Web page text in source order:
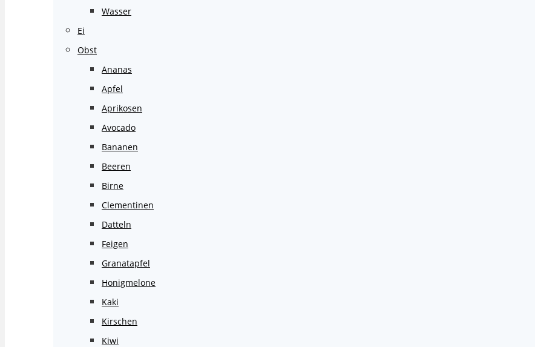
Wasser
Ei
Obst
Ananas
Apfel
Aprikosen
Avocado
Bananen
Beeren
Birne
Clementinen
Datteln
Feigen
Granatapfel
Honigmelone
Kaki
Kirschen
Kiwi